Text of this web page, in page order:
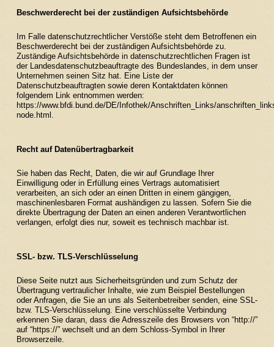
Beschwerderecht bei der zuständigen Aufsichtsbehörde
Im Falle datenschutzrechtlicher Verstöße steht dem Betroffenen ein
Beschwerderecht bei der zuständigen Aufsichtsbehörde zu.
Zuständige Aufsichtsbehörde in datenschutzrechtlichen Fragen ist
der Landesdatenschutzbeauftragte des Bundeslandes, in dem unser
Unternehmen seinen Sitz hat. Eine Liste der
Datenschutzbeauftragten sowie deren Kontaktdaten können
folgendem Link entnommen werden:
https://www.bfdi.bund.de/DE/Infothek/Anschriften_Links/
node.html .
Recht auf Datenübertragbarkeit
Sie haben das Recht, Daten, die wir auf Grundlage Ihrer
Einwilligung oder in Erfüllung eines Vertrags automatisiert
verarbeiten, an sich oder an einen Dritten in einem gängigen,
maschinenlesbaren Format aushändigen zu lassen. Sofern Sie die
direkte Übertragung der Daten an einen anderen Verantwortlichen
verlangen, erfolgt dies nur, soweit es technisch machbar ist.
SSL- bzw. TLS-Verschlüsselung
Diese Seite nutzt aus Sicherheitsgründen und zum Schutz der
Übertragung vertraulicher Inhalte, wie zum Beispiel Bestellungen
oder Anfragen, die Sie an uns als Seitenbetreiber senden, eine SSL-
bzw. TLS-Verschlüsselung. Eine verschlüsselte Verbindung
erkennen Sie daran, dass die Adresszeile des Browsers von “http://”
auf “https://” wechselt und an dem Schloss-Symbol in Ihrer
Browserzeile.